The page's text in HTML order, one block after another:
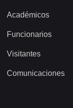
Académicos
Funcionarios
Visitantes
Comunicaciones